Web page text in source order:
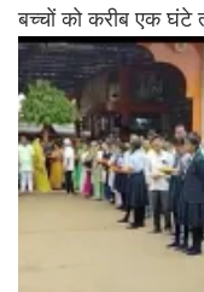
बच्चों को करीब एक